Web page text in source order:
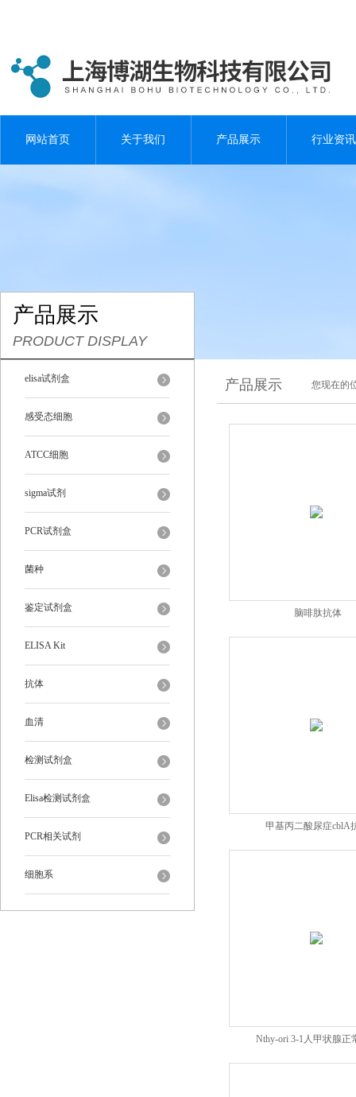
网站首页 关于我们 产品展示 行业资讯
产品展示
PRODUCT DISPLAY
elisa试剂盒
感受态细胞
ATCC细胞
sigma试剂
PCR试剂盒
菌种
鉴定试剂盒
ELISA Kit
抗体
血清
检测试剂盒
Elisa检测试剂盒
PCR相关试剂
细胞系
产品展示 您现在的
脑啡肽抗体
甲基丙二酸尿症cblA
Nthy-ori 3-1人甲状腺正